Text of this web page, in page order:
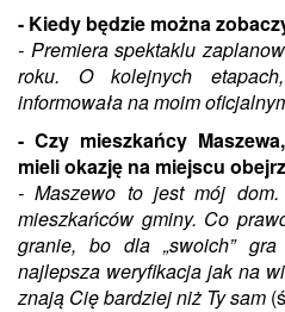
- Kiedy będzie można
- Premiera spektaklu
roku. O kolejnych
informowała na moim
- Czy mieszkańcy
mieli okazję na miejscu
- Maszewo to jest mój
mieszkańców gminy. Co
granie, bo dla „swoich”
najlepsza weryfikacja jak na
znają Cię bardziej niż Ty sam